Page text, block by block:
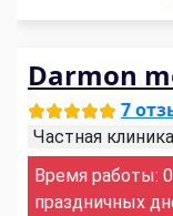
Darmon
7
Частная клиника
Время работы:
праздничных